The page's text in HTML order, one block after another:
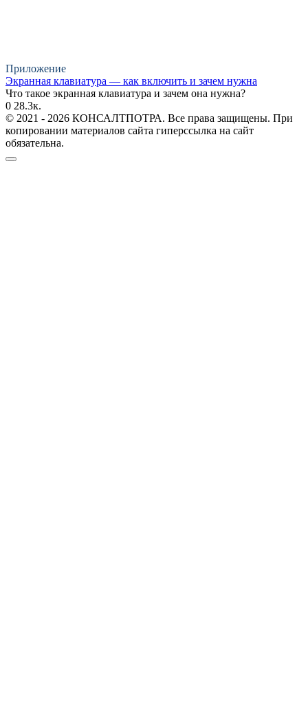
Приложение
Экранная клавиатура — как включить и зачем нужна
Что такое экранная клавиатура и зачем она нужна?
0 28.3к.
© 2021 - 2026 КОНСАЛТПОТРА. Все права защищены. При
копировании материалов сайта гиперссылка на сайт
обязательна.